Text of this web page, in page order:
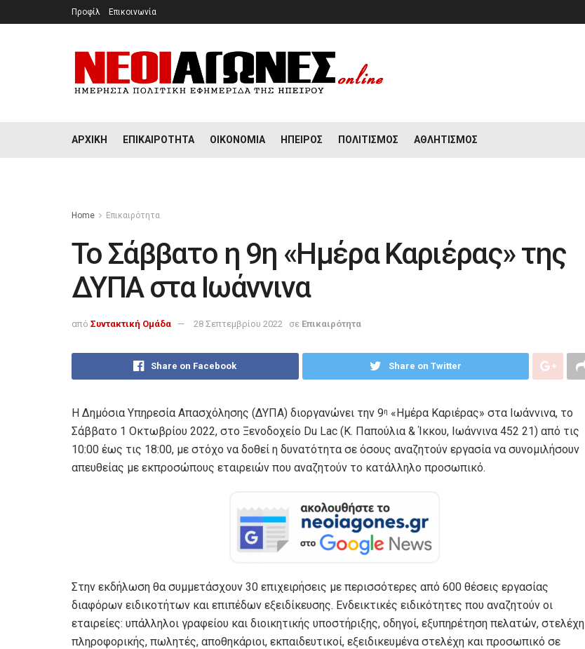
Προφίλ Επικοινωνία
ΑΡΧΙΚΉ ΕΠΙΚΑΙΡΌΤΗΤΑ ΟΙΚΟΝΟΜΊΑ ΉΠΕΙΡΟΣ ΠΟΛΙΤΙΣΜΌΣ ΑΘΛΗΤΙΣΜΌΣ
Home Επικαιρότητα
Το Σάββατο η 9η «Ημέρα Καριέρας» της
ΔΥΠΑ στα Ιωάννινα
από Συντακτική Ομάδα 28 Σεπτεμβρίου 2022 σε Επικαιρότητα
Share on Facebook Share on Twitter
Η Δημόσια Υπηρεσία Απασχόλησης (ΔΥΠΑ) διοργανώνει την 9η «Ημέρα Καριέρας» στα Ιωάννινα, το
Σάββατο 1 Οκτωβρίου 2022, στο Ξενοδοχείο Du Lac (Κ. Παπούλια & Ίκκου, Ιωάννινα 452 21) από τις
10:00 έως τις 18:00, με στόχο να δοθεί η δυνατότητα σε όσους αναζητούν εργασία να συνομιλήσουν
απευθείας με εκπροσώπους εταιρειών που αναζητούν το κατάλληλο προσωπικό.
Στην εκδήλωση θα συμμετάσχουν 30 επιχειρήσεις με περισσότερες από 600 θέσεις εργασίας
διαφόρων ειδικοτήτων και επιπέδων εξειδίκευσης. Ενδεικτικές ειδικότητες που αναζητούν οι
εταιρείες: υπάλληλοι γραφείου και διοικητικής υποστήριξης, οδηγοί, εξυπηρέτηση πελατών, στελέχη
πληροφορικής, πωλητές, αποθηκάριοι, εκπαιδευτικοί, εξειδικευμένα στελέχη και προσωπικό σε